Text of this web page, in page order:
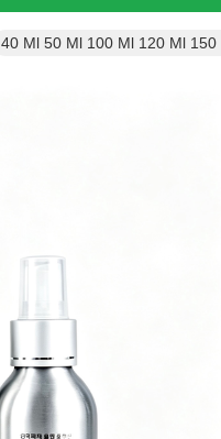
40 Ml 50 Ml 100 Ml 120 Ml